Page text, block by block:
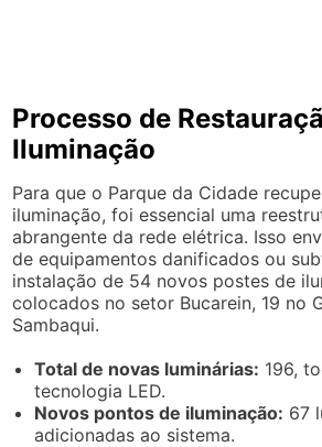
Processo de
Iluminação
Para que o Parque da Cidade
iluminação, foi essencial uma
abrangente da rede elétrica. Isso
de equipamentos danificados ou
instalação de 54 novos postes de
colocados no setor Bucarein, 19 no
Sambaqui.
Total de novas luminárias: 196,
tecnologia LED.
Novos pontos de iluminação: 67
adicionadas ao sistema.